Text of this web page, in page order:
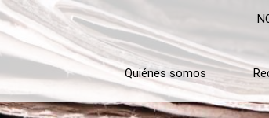
Quiénes somos